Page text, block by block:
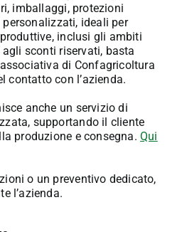
imballaggi, protezioni
ideali per
inclusi gli ambiti
sconti riservati, basta
di Confagricoltura
contatto con l’azienda.
anche un servizio di
supportando il cliente
produzione e consegna.Qui
o un preventivo dedicato,
l’azienda.